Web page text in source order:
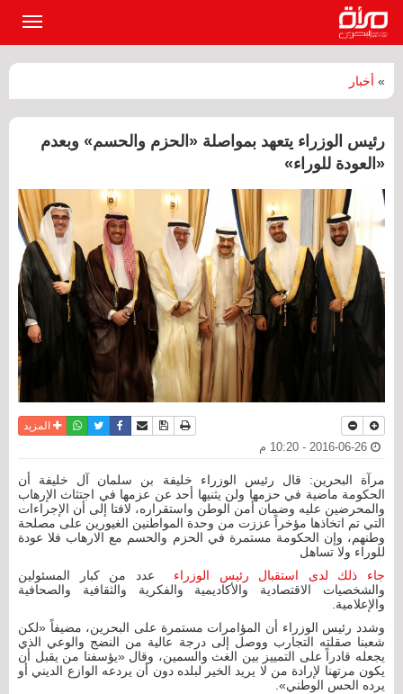
» أخبار
رئيس الوزراء يتعهد بمواصلة «الحزم والحسم» وبعدم
«العودة للوراء»
نسخة للطباعة
حفظ الموضوع
أرسل الى صديق
فيسبوكتويترواتسابالمزيد
مرآة البحرين: قال رئيس الوزراء خليفة بن سلمان آل خليفة أن
الحكومة ماضية في حزمها ولن يثنيها أحد عن عزمها في اجتثاث الإرهاب
والمحرضين عليه وضمان أمن الوطن واستقراره، لافتا إلى أن الإجراءات
التي تم اتخاذها مؤخراً عززت من وحدة المواطنين الغيورين على مصلحة
وطنهم، وإن الحكومة مستمرة في الحزم والحسم مع الارهاب فلا عودة
للوراء ولا تساهل
جاء ذلك لدى استقبال رئيس الوزراء
عدد من كبار المسئولين
والشخصيات الاقتصادية والأكاديمية والفكرية والثقافية والصحافية
والإعلامية.
وشدد رئيس الوزراء أن المؤامرات مستمرة على البحرين، مضيفاً «لكن
شعبنا صقلته التجارب ووصل إلى درجة عالية من النضج والوعي الذي
يجعله قادراً على التمييز بين الغث والسمين، وقال «يؤسفنا من يقبل أن
يكون مرتهنا لإرادة من لا يريد الخير لبلده دون أن يردعه الوازع الديني أو
يرده الحس الوطني».